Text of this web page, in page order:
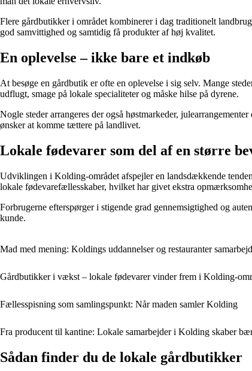
Flere gårdbutikker i området kombinerer i dag traditionelt
god samvittighed og samtidig få produkter af høj kvalitet.
En oplevelse – ikke bare et indkøb
At besøge en gårdbutik er ofte en oplevelse i sig selv. Mange
udflugt, smage på lokale specialiteter og måske hilse på dyrene.
Nogle steder arrangeres der også høstmarkeder,
ønsker at komme tættere på landlivet.
Lokale fødevarer som del af en større
Udviklingen i Kolding-området afspejler en landsdækkende
lokale fødevarefællesskaber, hvilket har givet ekstra
Forbrugerne efterspørger i stigende grad gennemsigtighed og
kunde.
Mad med mening: Koldings uddannelser og restauranter
Gårdbutikker i vækst – lokale fødevarer vinder frem i Kolding-
Fællesspisning som samlingspunkt: Når maden samler Kolding
Fra producent til kantine: Lokale samarbejder i Kolding skaber
Sådan finder du de lokale gårdbutikker